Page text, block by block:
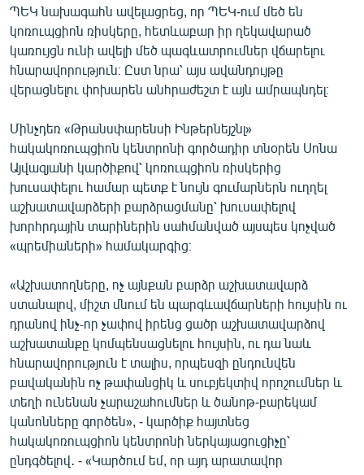
ՊԵԿ նախագահն ավելացրեց, որ ՊԵԿ-ում մեծ են
կոռուպցիոն ռիսկերը, հետևաբար իր ղեկավարած
կառույցն ունի ավելի մեծ պագևատրումներ վճարելու
հնարավորություն։ Ըստ նրա՝ այս ավանդույթը
վերացնելու փոխարեն անհրաժեշտ է այն ամրապնդել։
Մինչդեռ «Թրանսփարենսի Ինթերնեյշնլ»
հակակոռուպցիոն կենտրոնի գործադիր տնօրեն Սոնա
Այվազյանի կարծիքով՝ կոռուպցիոն ռիսկերից
խուսափելու համար պետք է նույն գումարներն ուղղել
աշխատավարձերի բարձրացմանը՝ խուսափելով
խորհրդային տարիներին սահմանված այսպես կոչված
«պրեմիաների» համակարգից։
«Աշխատողները, ոչ այնքան բարձր աշխատավարձ
ստանալով, միշտ մնում են պարգևավճարների հույսին ու
դրանով ինչ֊որ չափով իրենց ցածր աշխատավարձով
աշխատանքը կոմպենսացնելու հույսին, ու դա նաև
հնարավորություն է տալիս, որպեսզի ընդունվեն
բավականին ոչ թափանցիկ և սուբյեկտիվ որոշումներ և
տեղի ունենան չարաշահումներ և ծանոթ-բարեկամ
կանոնները գործեն», - կարծիք հայտնեց
հակակոռուպցիոն կենտրոնի ներկայացուցիչը՝
ընդգծելով․ - «Կարծում եմ, որ այդ արատավոր